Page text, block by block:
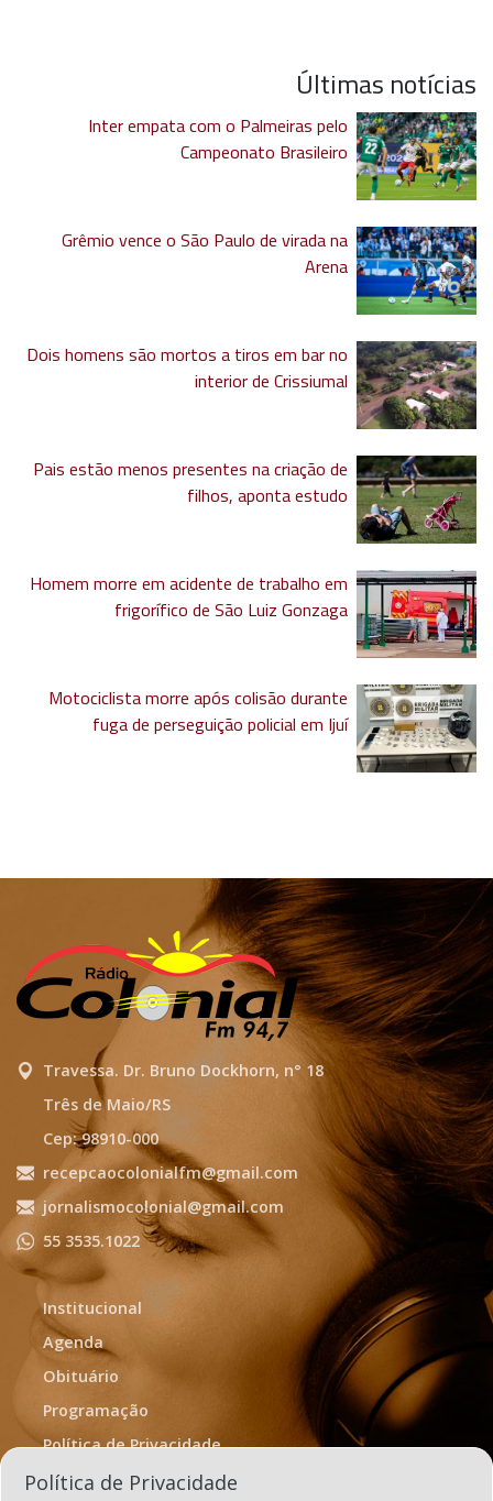
Últimas notícias
Inter empata com o Palmeiras pelo
Campeonato Brasileiro
Grêmio vence o São Paulo de virada na
Arena
Dois homens são mortos a tiros em bar no
interior de Crissiumal
Pais estão menos presentes na criação de
filhos, aponta estudo
Homem morre em acidente de trabalho em
frigorífico de São Luiz Gonzaga
Motociclista morre após colisão durante
fuga de perseguição policial em Ijuí
Travessa. Dr. Bruno Dockhorn, n° 18
Três de Maio/RS
Cep: 98910-000
recepcaocolonialfm@gmail.com
jornalismocolonial@gmail.com
55 3535.1022
Institucional
Agenda
Obituário
Programação
Política de Privacidade
Termos de Uso
Política de Privacidade